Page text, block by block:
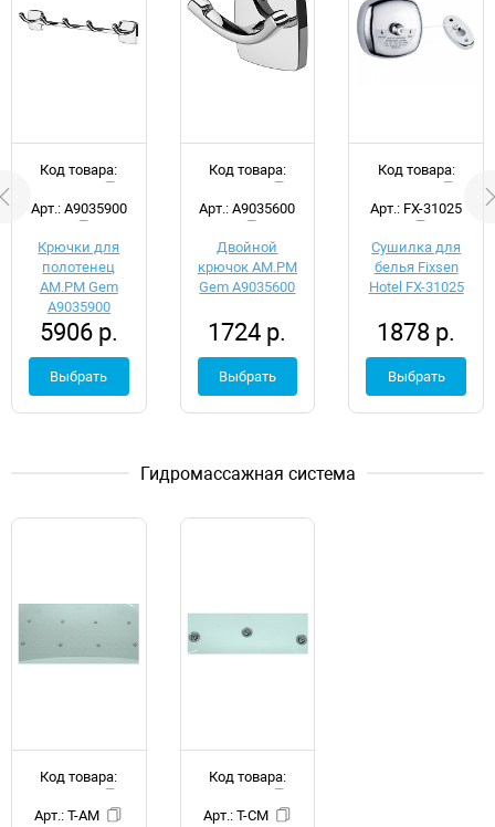
Код товара:
Арт.: A9035900
Крючки для
полотенец
AM.PM Gem
A9035900
5906 р.
Выбрать
Код товара:
Арт.: A9035600
Двойной
крючок AM.PM
Gem A9035600
1724 р.
Выбрать
Код товара:
Арт.: FX-31025
Сушилка для
белья Fixsen
Hotel FX-31025
1878 р.
Выбрать
Гидромассажная система
Код товара:
Арт.: T-AM
Код товара:
Арт.: T-CM